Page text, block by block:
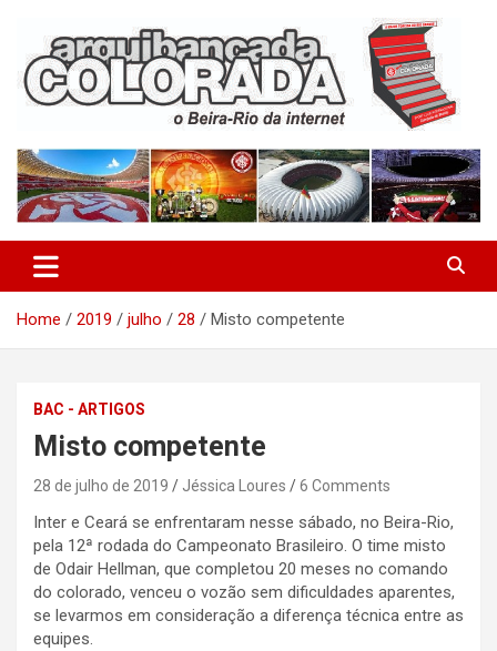
content
Arquibancada Colorada
Home 2019 julho 28 Misto competente
BAC - ARTIGOS
Misto competente
28 de julho de 2019 Jéssica Loures 6 Comments
Inter e Ceará se enfrentaram nesse sábado, no Beira-Rio,
pela 12ª rodada do Campeonato Brasileiro. O time misto
de Odair Hellman, que completou 20 meses no comando
do colorado, venceu o vozão sem dificuldades aparentes,
se levarmos em consideração a diferença técnica entre as
equipes.